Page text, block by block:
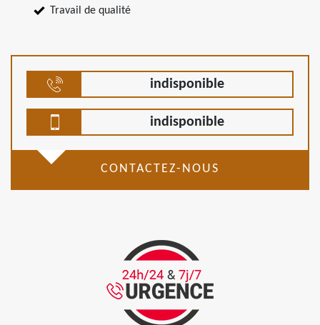
Travail de qualité
indisponible
indisponible
CONTACTEZ-NOUS